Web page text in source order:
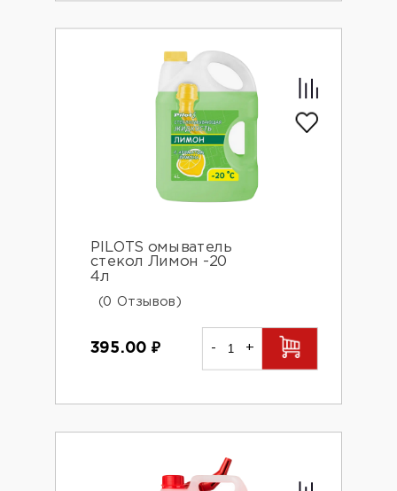
PILOTS омыватель
стекол Лимон -20
4л
(0 Отзывов)
395.00 ₽ - +